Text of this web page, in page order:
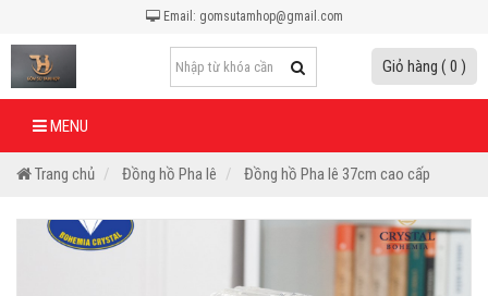
Email: gomsutamhop@gmail.com
Giỏ hàng ( 0 )
MENU
Trang chủ Đồng hồ Pha lê Đồng hồ Pha lê 37cm cao cấp